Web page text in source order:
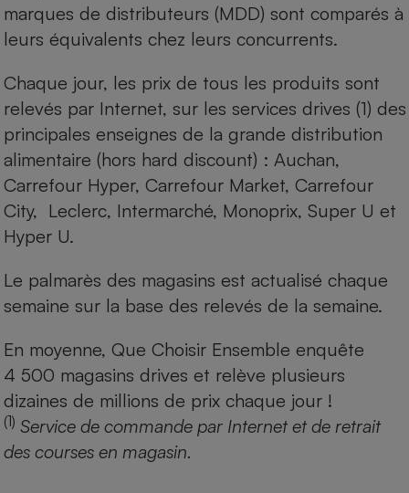
marques de distributeurs (MDD) sont comparés à
leurs équivalents chez leurs concurrents.
Chaque jour, les prix de tous les produits sont
relevés par Internet, sur les services drives (1) des
principales enseignes de la grande distribution
alimentaire (hors hard discount) : Auchan,
Carrefour Hyper, Carrefour Market, Carrefour
City, Leclerc, Intermarché, Monoprix, Super U et
Hyper U.
Le palmarès des magasins est actualisé chaque
semaine sur la base des relevés de la semaine.
En moyenne, Que Choisir Ensemble enquête
4 500 magasins drives et relève plusieurs
dizaines de millions de prix chaque jour !
(1) Service de commande par Internet et de retrait
des courses en magasin.